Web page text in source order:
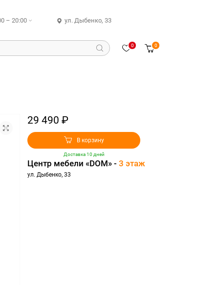
– 20:00 ул. Дыбенко, 33
0 0
29 490 ₽
В корзину
Доставка 10 дней
Центр мебели «DOM» - 3 этаж
ул. Дыбенко, 33